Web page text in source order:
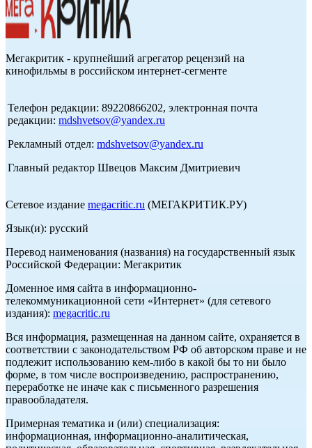
Мегакритик - крупнейший агрегатор рецензий на
кинофильмы в российском интернет-сегменте
Телефон редакции: 89220866202, электронная почта
редакции: mdshvetsov@yandex.ru
Рекламный отдел: mdshvetsov@yandex.ru
Главный редактор Швецов Максим Дмитриевич
Сетевое издание megacritic.ru (МЕГАКРИТИК.РУ)
Язык(и): русский
Перевод наименования (названия) на государственный язык
Российской Федерации: Мегакритик
Доменное имя сайта в информационно-
телекоммуникационной сети «Интернет» (для сетевого
издания): megacritic.ru
Вся информация, размещенная на данном сайте, охраняется в
соответствии с законодательством РФ об авторском праве и не
подлежит использованию кем-либо в какой бы то ни было
форме, в том числе воспроизведению, распространению,
переработке не иначе как с письменного разрешения
правообладателя.
Примерная тематика и (или) специализация:
информационная, информационно-аналитическая,